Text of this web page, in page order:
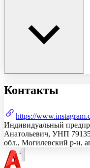
Контакты
https://
Индивидуальный
Анатольевич, УНП
обл., Могилевский р-н,